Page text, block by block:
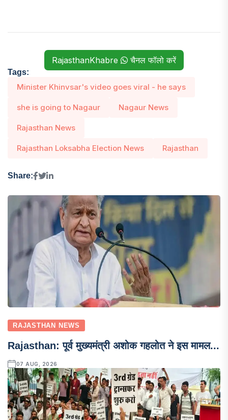
RajasthanKhabre चैनल फॉलो करें
Tags:
Minister Khinvsar's video goes viral - he says
she is going to Nagaur Nagaur News
Rajasthan News
Rajasthan Loksabha Election News Rajasthan
Share:
RAJASTHAN NEWS
Rajasthan: पूर्व मुख्यमंत्री अशोक गहलोत ने इस मामल...
07 AUG, 2026